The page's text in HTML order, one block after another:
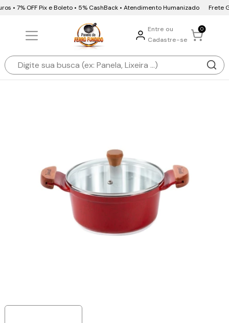
• 7% OFF Pix e Boleto • 5% CashBack • Atendimento Humanizado Frete
Entre ou
Cadastre-se
0